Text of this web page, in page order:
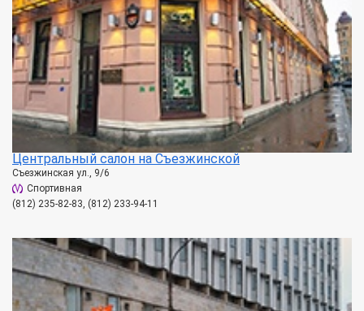
Центральный салон на Съезжинской
Съезжинская ул., 9/6
Спортивная
(812) 235-82-83, (812) 233-94-11